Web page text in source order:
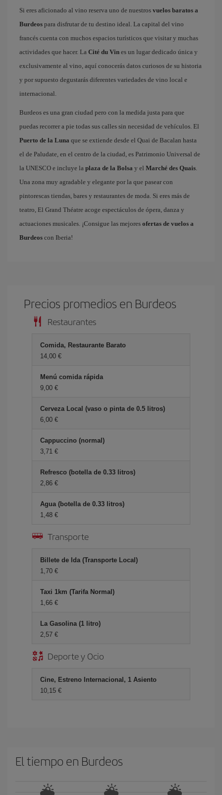
Si eres aficionado al vino reserva uno de nuestros vuelos baratos a
Burdeos para disfrutar de tu destino ideal. La capital del vino
francés cuenta con muchos espacios turísticos que visitar y muchas
actividades que hacer. La Cité du Vin es un lugar dedicado única y
exclusivamente al vino, aquí conocerás datos curiosos de su historia
y por supuesto degustarás diferentes variedades de vino local e
internacional.
Burdeos es una gran ciudad pero con la medida justa para que
puedas recorrer a pie todas sus calles sin necesidad de vehículos. El
Puerto de la Luna que se extiende desde el Quai de Bacalan hasta
el de Paludate, en el centro de la ciudad, es Patrimonio Universal de
la UNESCO e incluye la plaza de la Bolsa y el Marché des Quais
Una zona muy agradable y elegante por la que pasear con
pintorescas tiendas, bares y restaurantes de moda. Si eres más de
teatro, El Grand Théatre acoge espectáculos de ópera, danza y
actuaciones musicales. ¡Consigue las mejores ofertas de vuelos a
Burdeos con Iberia!
Precios promedios en Burdeos
Restaurantes
Comida, Restaurante Barato
14,00 €
Menú comida rápida
9,00 €
Cerveza Local (vaso o pinta de 0.5 litros)
6,00 €
Cappuccino (normal)
3,71 €
Refresco (botella de 0.33 litros)
2,86 €
Agua (botella de 0.33 litros)
1,48 €
Transporte
Billete de Ida (Transporte Local)
1,70 €
Taxi 1km (Tarifa Normal)
1,66 €
La Gasolina (1 litro)
2,57 €
Deporte y Ocio
Cine, Estreno Internacional, 1 Asiento
10,15 €
El tiempo en Burdeos